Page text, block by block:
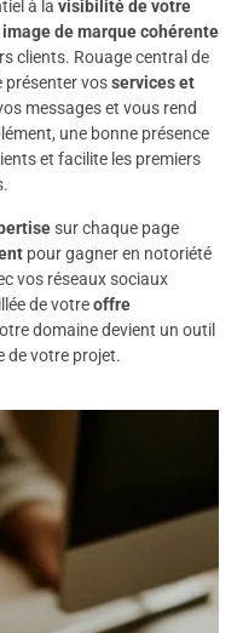
à la visibilité de votre
image de marque cohérente
clients. Rouage central de
présenter vosservices et
messages et vous rend
une bonne présence
et facilite les premiers
sur chaque page
pour gagner en notoriété
vos réseaux sociaux
de votreoffre
domaine devient un outil
de votre projet.